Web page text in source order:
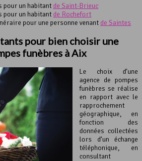
pour un habitant de Saint-Brieuc
pour un habitant de Rochefort
pour une personne venant de Saintes
pour bien choisir une
funèbres à Aix
Le choix d’une
agence de pompes
funèbres se réalise
en rapport avec le
rapprochement
géographique, en
fonction des
données collectées
lors d’un échange
téléphonique, en
consultant